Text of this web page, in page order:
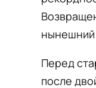
нынешний
Перед
после